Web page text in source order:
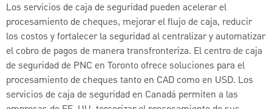
Los servicios de caja de seguridad pueden acelerar el
procesamiento de cheques, mejorar el flujo de caja, reducir
los costos y fortalecer la seguridad al centralizar y automatizar
el cobro de pagos de manera transfronteriza. El centro de caja
de seguridad de PNC en Toronto ofrece soluciones para el
procesamiento de cheques tanto en CAD como en USD. Los
servicios de caja de seguridad en Canadá permiten a las